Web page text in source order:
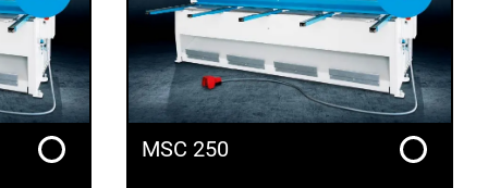
MSC 250